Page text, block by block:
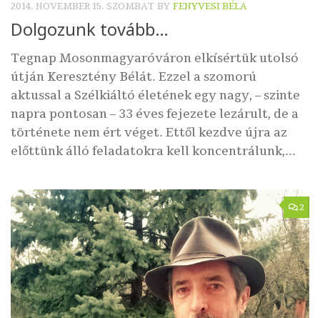
2014. NOVEMBER 15. SZOMBAT BY FENYVESI BÉLA
Dolgozunk tovább…
Tegnap Mosonmagyaróváron elkísértük utolsó
útján Keresztény Bélát. Ezzel a szomorú
aktussal a Szélkiáltó életének egy nagy, – szinte
napra pontosan – 33 éves fejezete lezárult, de a
története nem ért véget. Ettől kezdve újra az
előttünk álló feladatokra kell koncentrálunk,...
2